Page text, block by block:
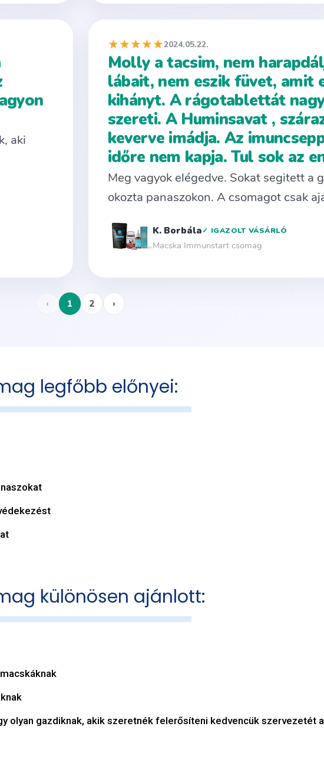
legfőbb előnyei:
különösen ajánlott:
olyan gazdiknak, akik szeretnék felerősíteni kedvencük szervezetét a